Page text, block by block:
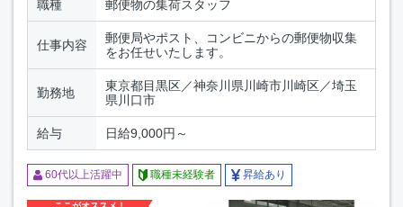
職種 郵便物の集荷スタッフ
仕事内容
郵便局やポスト、コンビニからの郵便物収集
をお任せいたします。
勤務地
東京都目黒区／神奈川県川崎市川崎区／埼玉
県川口市
給与 日給9,000円～
60代以上活躍中 職種未経験者 昇給あり